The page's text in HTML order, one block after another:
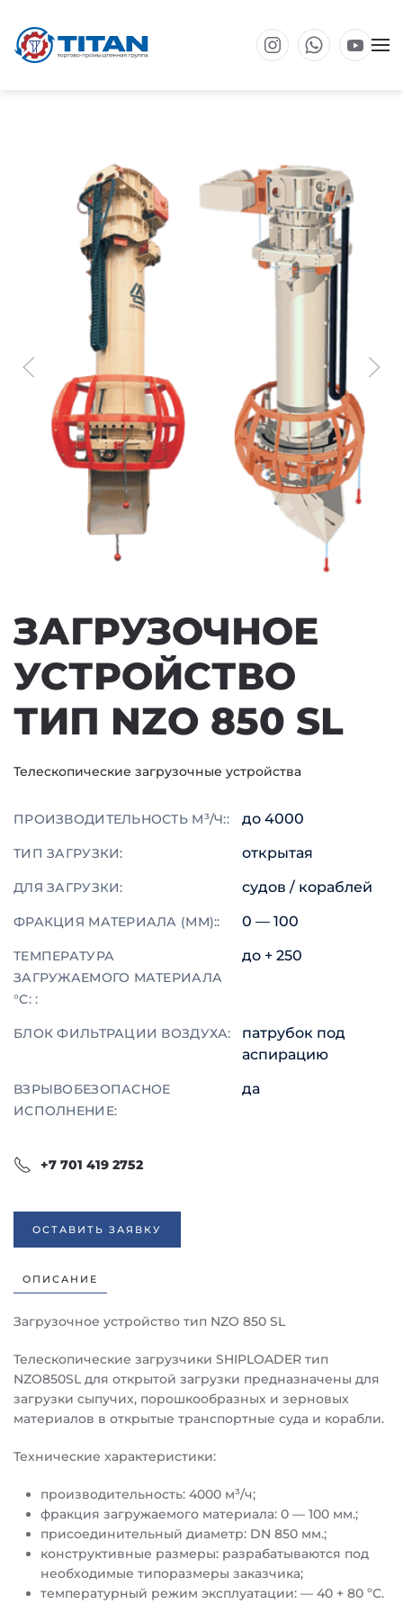
Перейти к основному содержанию
ЗАГРУЗОЧНОЕ
УСТРОЙСТВО
ТИП NZO 850 SL
Телескопические загрузочные устройства
ПРОИЗВОДИТЕЛЬНОСТЬ М³/Ч:: до 4000
ТИП ЗАГРУЗКИ: открытая
ДЛЯ ЗАГРУЗКИ: судов / кораблей
ФРАКЦИЯ МАТЕРИАЛА (ММ):: 0 — 100
ТЕМПЕРАТУРА
ЗАГРУЖАЕМОГО МАТЕРИАЛА
°C: :
до + 250
БЛОК ФИЛЬТРАЦИИ ВОЗДУХА:
патрубок под
аспирацию
ВЗРЫВОБЕЗОПАСНОЕ
ИСПОЛНЕНИЕ:
да
+7 701 419 2752
ОСТАВИТЬ ЗАЯВКУ
ОПИСАНИЕ
Загрузочное устройство тип NZO 850 SL
Телескопические загрузчики SHIPLOADER тип
NZO850SL для открытой загрузки предназначены для
загрузки сыпучих, порошкообразных и зерновых
материалов в открытые транспортные суда и корабли.
Технические характеристики:
производительность: 4000 м³/ч;
фракция загружаемого материала: 0 — 100 мм.;
присоединительный диаметр: DN 850 мм.;
конструктивные размеры: разрабатываются под
необходимые типоразмеры заказчика;
температурный режим эксплуатации: — 40 + 80 ºС.